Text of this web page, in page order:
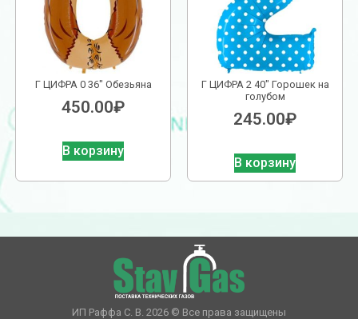
Г ЦИФРА 0 36″ Обезьяна
450.00₽
В корзину
Г ЦИФРА 2 40″ Горошек на
голубом
245.00₽
В корзину
ИП Раффа С. В. 2026 © Все права защищены